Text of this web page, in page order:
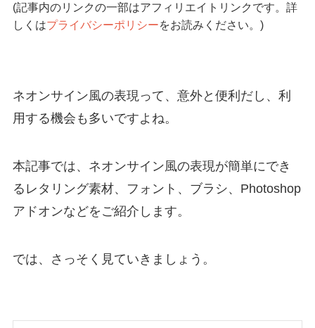
(記事内のリンクの一部はアフィリエイトリンクです。詳
しくはプライバシーポリシーをお読みください。)
ネオンサイン風の表現って、意外と便利だし、利
用する機会も多いですよね。
本記事では、ネオンサイン風の表現が簡単にでき
るレタリング素材、フォント、ブラシ、Photoshop
アドオンなどをご紹介します。
では、さっそく見ていきましょう。